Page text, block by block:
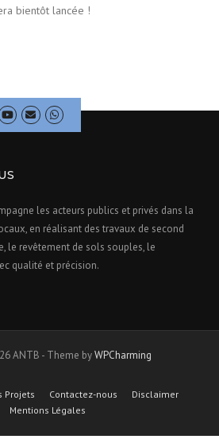
bientôt lancée !
les acteurs publics et privés dans la
en réalisant des travaux de second
le revêtement de sols souples, le
qualité et précision.
ANTB - Theme byWPCharming
Projets Contactez-nous
Disclaimer
Mentions Légales